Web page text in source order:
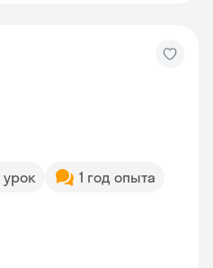
урок
1 год опыта